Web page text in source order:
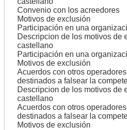
Convenio con los acreedores
Motivos de exclusión
Participación en una
Descripcion de los motivos de
castellano
Participación en una
Motivos de exclusión
Acuerdos con otros
destinados a falsear la
Descripcion de los motivos de
castellano
Acuerdos con otros
destinados a falsear la
Motivos de exclusión